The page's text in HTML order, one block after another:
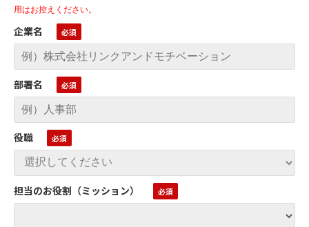
用はお控えください。
企業名
部署名
役職
担当のお役割（ミッション）